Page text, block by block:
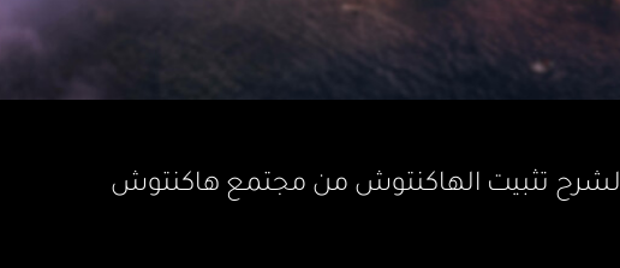
سميا صدور تحدث V2.6-Big Sur لشرح تثبيت الهاكنتوش من مجتمع هاكنتوش